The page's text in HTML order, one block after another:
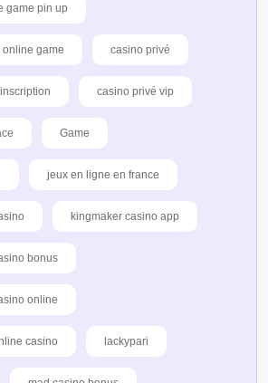
game pin up
game casino privé
casino privé vip
Game
jeux en ligne en france
kingmaker casino app
bonus
online
casino lackypari